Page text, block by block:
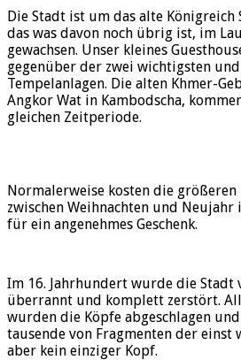
Die Stadt ist um das alte Königreich
das was davon noch übrig ist, im
gewachsen. Unser kleines
gegenüber der zwei wichtigsten
Tempelanlagen. Die alten Khmer-
Angkor Wat in Kambodscha,
gleichen Zeitperiode.
Normalerweise kosten die
zwischen Weihnachten und Neujahr
für ein angenehmes Geschenk.
Im 16. Jahrhundert wurde die Stadt
überrannt und komplett zerstört.
wurden die Köpfe abgeschlagen
tausende von Fragmenten der einst
aber kein einziger Kopf.